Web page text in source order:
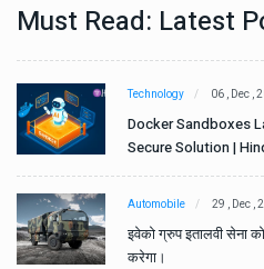
Must Read: Latest
Technology 06 , Dec ,
Docker Sandboxes
Secure Solution |
Automobile 29 , Dec ,
इवेको ग्रुप इतालवी सेना
करेगा।